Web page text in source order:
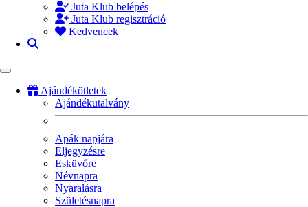
Juta Klub belépés
Juta Klub regisztráció
Kedvencek
Ajándékötletek
Ajándékutalvány
Apák napjára
Eljegyzésre
Esküvőre
Névnapra
Nyaralásra
Születésnapra